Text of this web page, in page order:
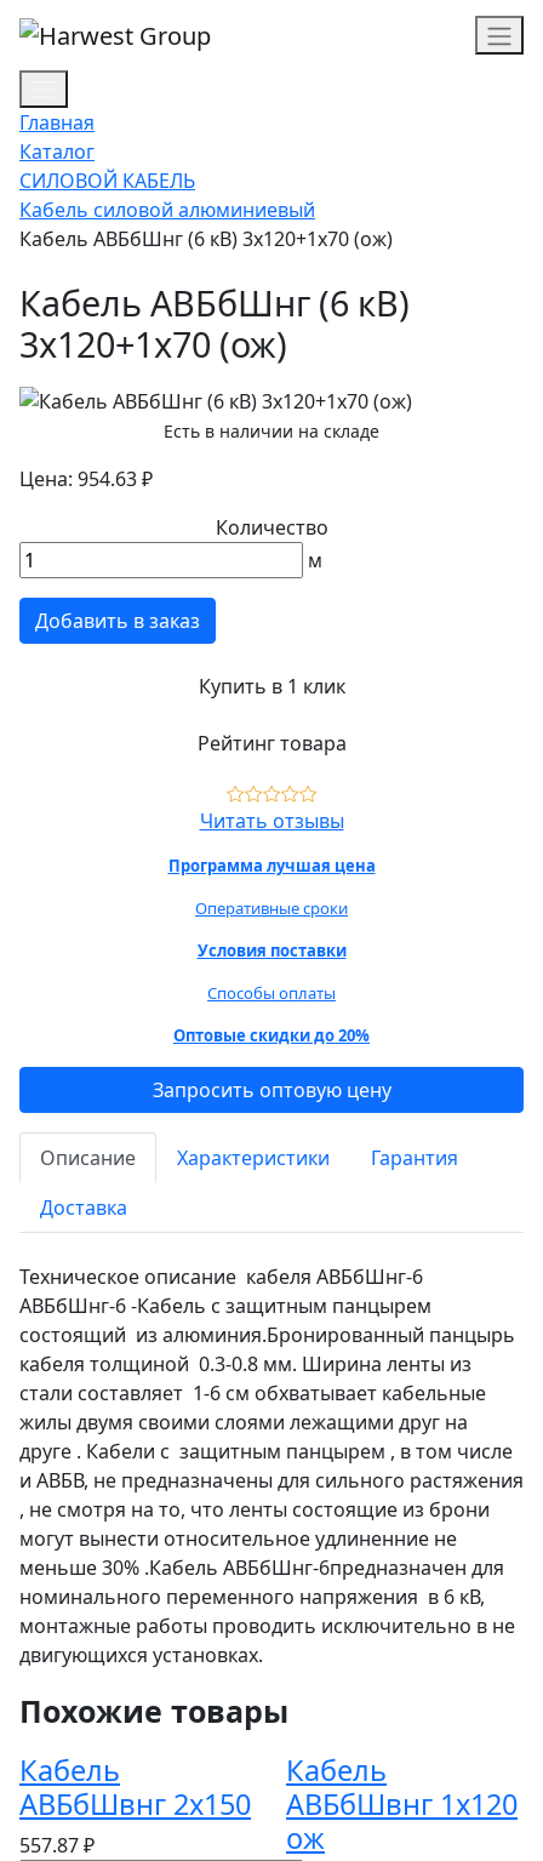
Главная
Каталог
СИЛОВОЙ КАБЕЛЬ
Кабель силовой алюминиевый
Кабель АВБбШнг (6 кВ) 3х120+1х70 (ож)
Кабель АВБбШнг (6 кВ)
3х120+1х70 (ож)
Есть в наличии на складе
Цена: 954.63 ₽
Количество
м
Добавить в заказ
Купить в 1 клик
Рейтинг товара
Читать отзывы
Программа лучшая цена
Оперативные сроки
Условия поставки
Способы оплаты
Оптовые скидки до 20%
Запросить оптовую цену
Описание Характеристики
Гарантия
Доставка
Техническое описание кабеля АВБбШнг-6
АВБбШнг-6 -Кабель с защитным панцырем
состоящий из алюминия.Бронированный панцырь
кабеля толщиной 0.3-0.8 мм. Ширина ленты из
стали составляет 1-6 см обхватывает кабельные
жилы двумя своими слоями лежащими друг на
друге . Кабели с защитным панцырем , в том числе
и АВБВ, не предназначены для сильного растяжения
, не смотря на то, что ленты состоящие из брони
могут вынести относительное удлиненние не
меньше 30% .Кабель АВБбШнг-6предназначен для
номинального переменного напряжения в 6 кВ,
монтажные работы проводить исключительно в не
двигующихся установках.
Похожие товары
Кабель
АВБбШвнг 2х150
557.87 ₽
Кабель
АВБбШвнг 1х120
ож